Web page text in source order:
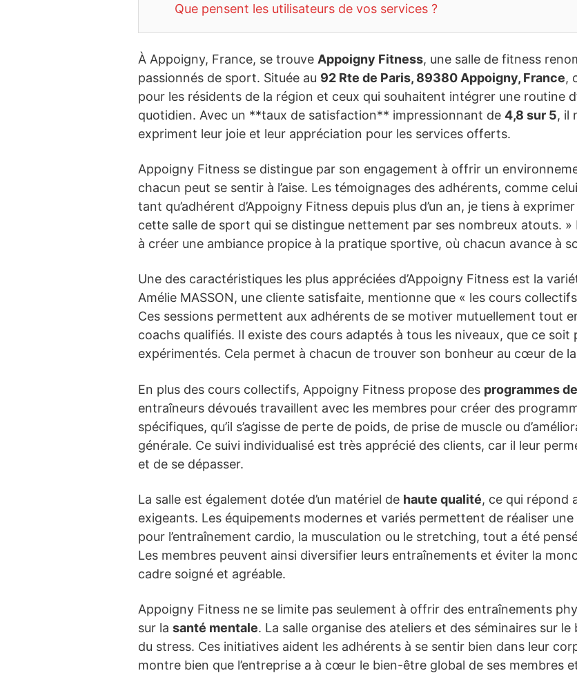
Que pensent les utilisateurs de vos services ?
À Appoigny, France, se trouve Appoigny Fitness, une salle de fitness
passionnés de sport. Située au 92 Rte de Paris, 89380 Appoigny, France,
pour les résidents de la région et ceux qui souhaitent intégrer une routine
quotidien. Avec un **taux de satisfaction** impressionnant de 4,8 sur 5, il
expriment leur joie et leur appréciation pour les services offerts.
Appoigny Fitness se distingue par son engagement à offrir un
chacun peut se sentir à l’aise. Les témoignages des adhérents, comme
tant qu’adhérent d’Appoigny Fitness depuis plus d’un an, je tiens à
cette salle de sport qui se distingue nettement par ses nombreux atouts. »
à créer une ambiance propice à la pratique sportive, où chacun avance à
Une des caractéristiques les plus appréciées d’Appoigny Fitness est la
Amélie MASSON, une cliente satisfaite, mentionne que « les cours
Ces sessions permettent aux adhérents de se motiver mutuellement tout
coachs qualifiés. Il existe des cours adaptés à tous les niveaux, que ce
expérimentés. Cela permet à chacun de trouver son bonheur au cœur de la
En plus des cours collectifs, Appoigny Fitness propose des programmes
entraîneurs dévoués travaillent avec les membres pour créer des
spécifiques, qu’il s’agisse de perte de poids, de prise de muscle ou
générale. Ce suivi individualisé est très apprécié des clients, car il leur
et de se dépasser.
La salle est également dotée d’un matériel de haute qualité, ce qui répond
exigeants. Les équipements modernes et variés permettent de réaliser une
pour l’entraînement cardio, la musculation ou le stretching, tout a été
Les membres peuvent ainsi diversifier leurs entraînements et éviter la
cadre soigné et agréable.
Appoigny Fitness ne se limite pas seulement à offrir des entraînements
sur la santé mentale. La salle organise des ateliers et des séminaires sur
du stress. Ces initiatives aident les adhérents à se sentir bien dans leur
montre bien que l’entreprise a à cœur le bien-être global de ses membres